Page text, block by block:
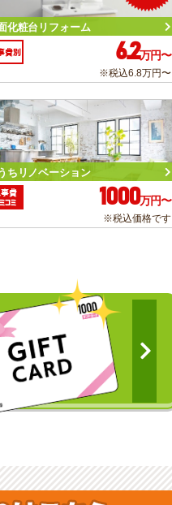
化粧台リフォーム
費別 6.2万円〜
※税込6.8万円〜
ちリノベーション
費
コミ
1000万円〜
※税込価格です